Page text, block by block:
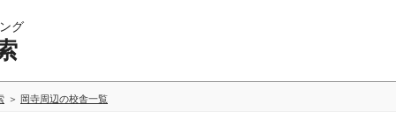
グ
岡寺周辺の校舎一覧